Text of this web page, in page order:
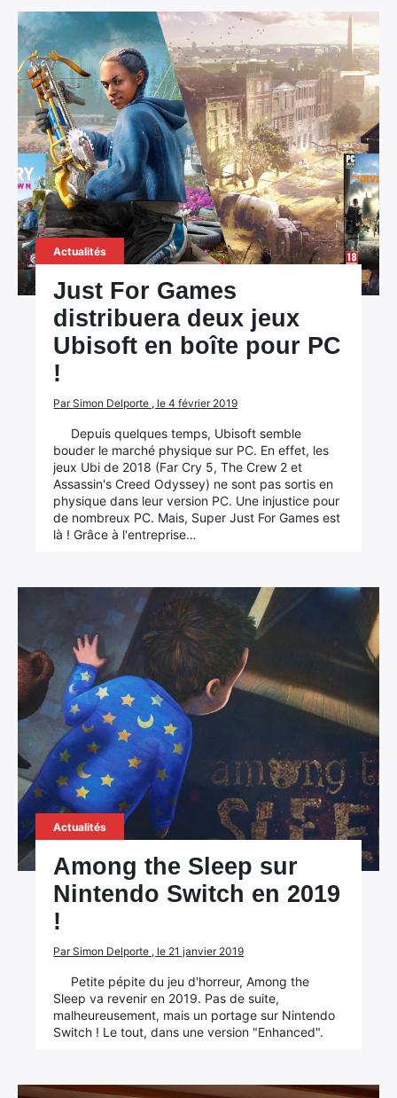
Actualités
Just For Games
distribuera deux jeux
Ubisoft en boîte pour PC
!
Par Simon Delporte , le 4 février 2019
Depuis quelques temps, Ubisoft semble
bouder le marché physique sur PC. En effet, les
jeux Ubi de 2018 (Far Cry 5, The Crew 2 et
Assassin's Creed Odyssey) ne sont pas sortis en
physique dans leur version PC. Une injustice pour
de nombreux PC. Mais, Super Just For Games est
là ! Grâce à l'entreprise…
Actualités
Among the Sleep sur
Nintendo Switch en 2019
!
Par Simon Delporte , le 21 janvier 2019
Petite pépite du jeu d'horreur, Among the
Sleep va revenir en 2019. Pas de suite,
malheureusement, mais un portage sur Nintendo
Switch ! Le tout, dans une version "Enhanced".